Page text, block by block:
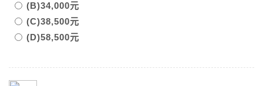
(B)34,000元
(C)38,500元
(D)58,500元